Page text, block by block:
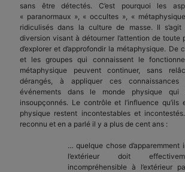
sans être détectés. C’est pourquoi les
« paranormaux », « occultes », «
ridiculisés dans la culture de masse. Il s’agit
diversion visant à détourner l’attention de toute
d’explorer et d’approfondir la métaphysique. De
et les groupes qui connaissent le
métaphysique peuvent continuer, sans
dérangés, à appliquer ces
événements dans le monde physique qui
insoupçonnés. Le contrôle et l’influence
physique restent incontestables et
reconnu et en a parlé il y a plus de cent ans :
… quelque chose d’apparemment
l’extérieur doit
incompréhensible à l’extérieur